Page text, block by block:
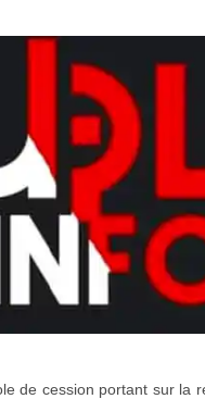
de cession portant sur la